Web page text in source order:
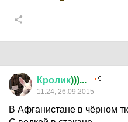
Кролик)))...
11:24, 26.09.2015
В Афганистане в чёрном